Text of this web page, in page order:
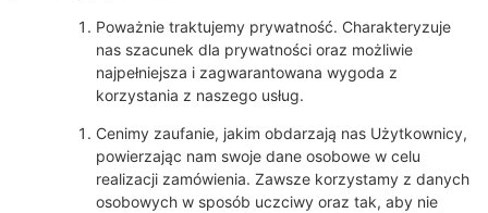
Poważnie traktujemy prywatność. Charakteryzuje
nas szacunek dla prywatności oraz możliwie
najpełniejsza i zagwarantowana wygoda z
korzystania z naszego usług.
Cenimy zaufanie, jakim obdarzają nas Użytkownicy,
powierzając nam swoje dane osobowe w celu
realizacji zamówienia. Zawsze korzystamy z danych
osobowych w sposób uczciwy oraz tak, aby nie